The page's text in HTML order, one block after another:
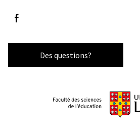
Suivez-nous sur Facebook
Des questions?